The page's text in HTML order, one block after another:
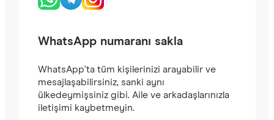
WhatsApp numaranı sakla
WhatsApp'ta tüm kişilerinizi arayabilir ve
mesajlaşabilirsiniz, sanki aynı
ülkedeymişsiniz gibi. Aile ve arkadaşlarınızla
iletişimi kaybetmeyin.